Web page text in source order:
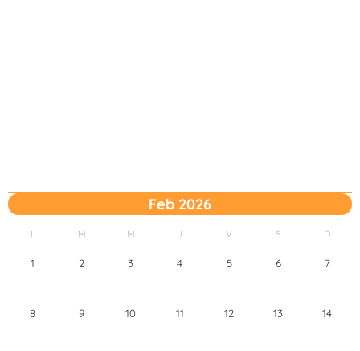
Feb 2026
L M M J V S D
1 2 3 4 5 6 7
8 9 10 11 12 13 14